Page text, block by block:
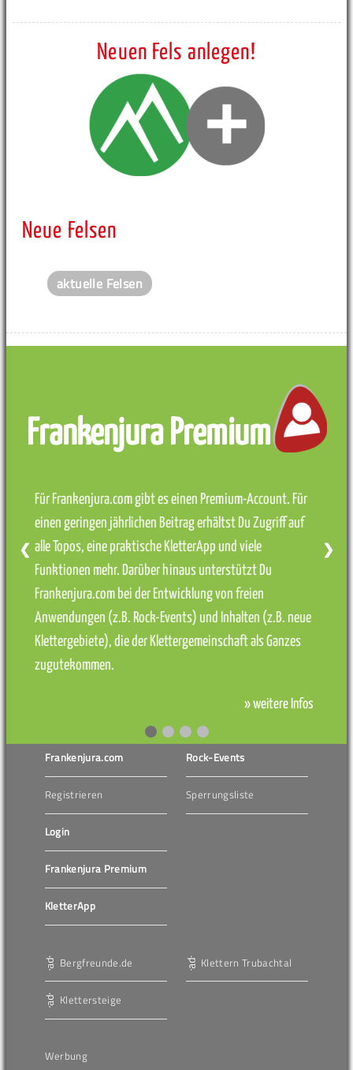
Neuen Fels anlegen!
Neue Felsen
aktuelle Felsen
Frankenjura Premium
Für Frankenjura.com gibt es einen Premium-Account. Für
einen geringen jährlichen Beitrag erhältst Du Zugriff auf
alle Topos, eine praktische KletterApp und viele
Funktionen mehr. Darüber hinaus unterstützt Du
Frankenjura.com bei der Entwicklung von freien
Anwendungen (z.B. Rock-Events) und Inhalten (z.B. neue
Klettergebiete), die der Klettergemeinschaft als Ganzes
zugutekommen.
» weitere Infos
❮ ❯
Frankenjura.com
Registrieren
Login
Frankenjura Premium
KletterApp
Rock-Events
Sperrungsliste
Bergfreunde.de
Klettersteige
Klettern Trubachtal
Werbung